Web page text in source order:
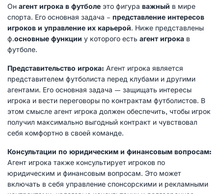
Он агент игрока в футболе это фигура важный в мире
спорта. Его основная задача – представление интересов
игроков и управление их карьерой. Ниже представлены
ф.основные функции у которого есть агент игрока в
футболе.
Представительство игрока: Агент игрока является
представителем футболиста перед клубами и другими
агентами. Его основная задача — защищать интересы
игрока и вести переговоры по контрактам футболистов. В
этом смысле агент игрока должен обеспечить, чтобы игрок
получил максимально выгодный контракт и чувствовал
себя комфортно в своей команде.
Консультации по юридическим и финансовым вопросам:
Агент игрока также консультирует игроков по
юридическим и финансовым вопросам. Это может
включать в себя управление спонсорскими и рекламными